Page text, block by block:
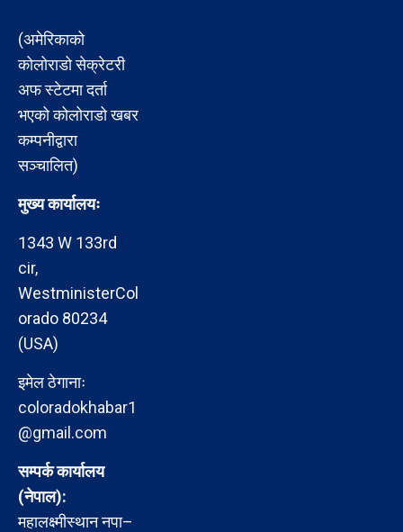
(अमेरिकाको
कोलोराडो सेक्रेटरी
अफ स्टेटमा दर्ता
भएको कोलोराडो खबर
कम्पनीद्वारा
सञ्चालित)
मुख्य कार्यालयः
1343 W 133rd
cir,
WestministerCol
orado 80234
(USA)
इमेल ठेगानाः
coloradokhabar1
@gmail.com
सम्पर्क कार्यालय
(नेपाल):
महालक्ष्मीस्थान नपा–